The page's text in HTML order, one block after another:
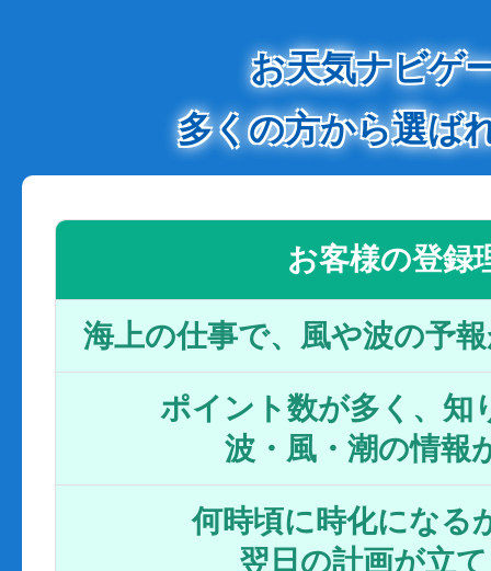
お天気ナビゲ
多くの方から選ば
お客様の登録
海上の仕事で、風や波の予
ポイント数が多く、知
波・風・潮の情報
何時頃に時化になる
翌日の計画が立